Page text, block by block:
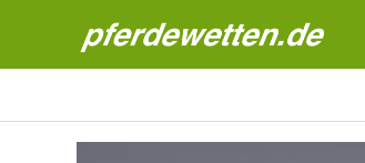
Pferdewetten News